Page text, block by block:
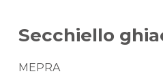
Secchiello
MEPRA